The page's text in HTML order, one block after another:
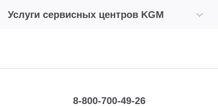
Услуги сервисных центров KGM
8-800-700-49-26